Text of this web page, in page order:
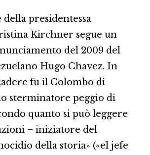
della presidentessa
Kirchner segue un
del 2009 del
Hugo Chavez. In
fu il Colombo di
sterminatore peggio di
quanto si può leggere
– iniziatore del
della storia» («el jefe